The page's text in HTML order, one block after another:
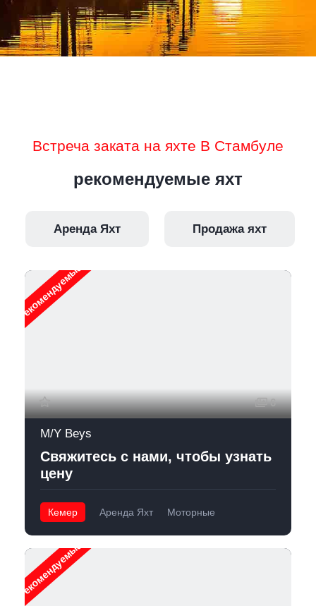
Встреча заката на яхте В Стамбуле
рекомендуемые яхт
Аренда Яхт Продажа яхт
Рекомендуемые
6
M/Y Beys
Свяжитесь с нами, чтобы узнать
цену
Кемер Аренда Яхт Моторные
Рекомендуемые